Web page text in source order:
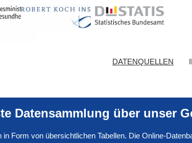
DATENQUELLEN
Datensammlung über unser
Form von übersichtlichen Tabellen. Die Online-